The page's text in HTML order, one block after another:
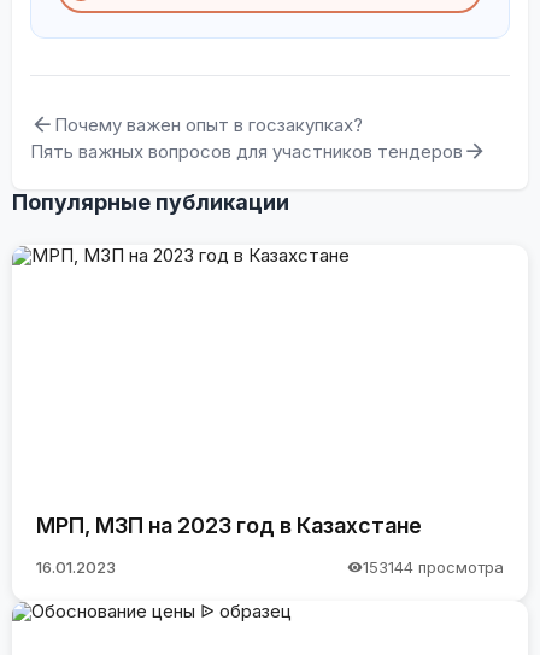
Почему важен опыт в госзакупках?
Пять важных вопросов для участников тендеров
Популярные публикации
МРП, МЗП на 2023 год в Казахстане
16.01.2023 153144 просмотра